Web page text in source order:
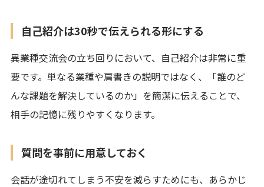
自己紹介は30秒で伝えられる形にする
異業種交流会の立ち回りにおいて、自己紹介は非常に重
要です。単なる業種や肩書きの説明ではなく、「誰のど
んな課題を解決しているのか」を簡潔に伝えることで、
相手の記憶に残りやすくなります。
質問を事前に用意しておく
会話が途切れてしまう不安を減らすためにも、あらかじ